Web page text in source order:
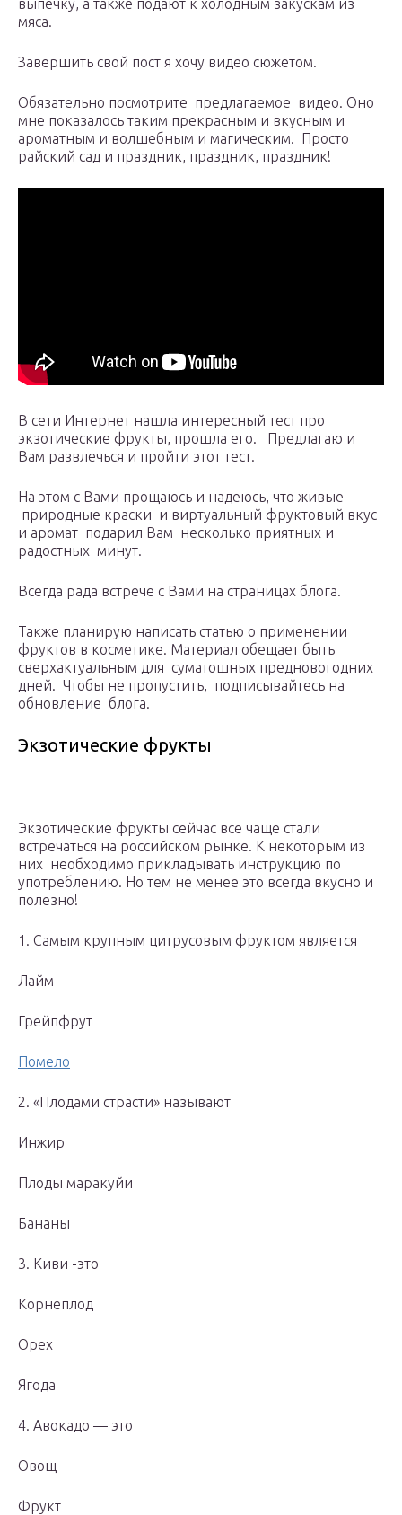
выпечку, а также подают к холодным закускам из
мяса.
Завершить свой пост я хочу видео сюжетом.
Обязательно посмотрите предлагаемое видео. Оно
мне показалось таким прекрасным и вкусным и
ароматным и волшебным и магическим. Просто
райский сад и праздник, праздник, праздник!
В сети Интернет нашла интересный тест про
экзотические фрукты, прошла его. Предлагаю и
Вам развлечься и пройти этот тест.
На этом с Вами прощаюсь и надеюсь, что живые
природные краски и виртуальный фруктовый вкус
и аромат подарил Вам несколько приятных и
радостных минут.
Всегда рада встрече с Вами на страницах блога.
Также планирую написать статью о применении
фруктов в косметике. Материал обещает быть
сверхактуальным для суматошных предновогодних
дней. Чтобы не пропустить, подписывайтесь на
обновление блога.
Экзотические фрукты
Экзотические фрукты сейчас все чаще стали
встречаться на российском рынке. К некоторым из
них необходимо прикладывать инструкцию по
употреблению. Но тем не менее это всегда вкусно и
полезно!
1. Самым крупным цитрусовым фруктом является
Лайм
Грейпфрут
Помело
2. «Плодами страсти» называют
Инжир
Плоды маракуйи
Бананы
3. Киви -это
Корнеплод
Орех
Ягода
4. Авокадо — это
Овощ
Фрукт